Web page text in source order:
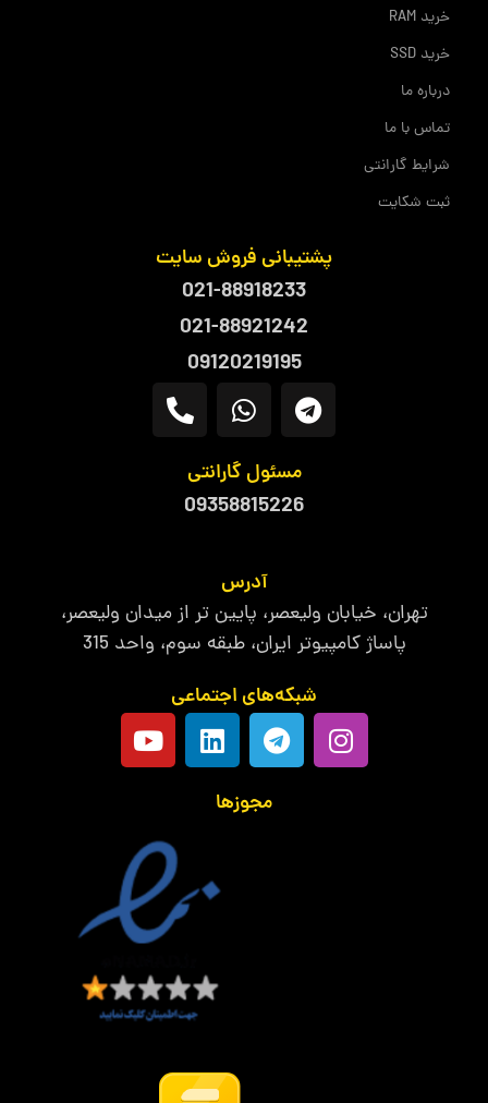
خرید RAM
خرید SSD
درباره ما
تماس با ما
شرایط گارانتی
ثبت شکایت
پشتیبانی فروش سایت
021-88918233
021-88921242
09120219195
مسئول گارانتی
09358815226
آدرس
تهران، خیابان ولیعصر، پایین تر از میدان ولیعصر،
پاساژ کامپیوتر ایران، طبقه سوم، واحد 315
شبکه‌های اجتماعی
مجوزها